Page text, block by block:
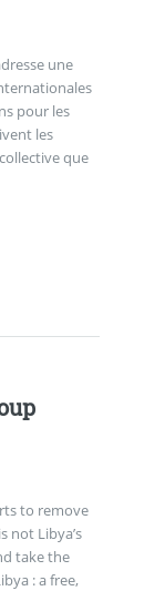
une
pour les
les
que
to remove
not Libya’s
take the
: a free,